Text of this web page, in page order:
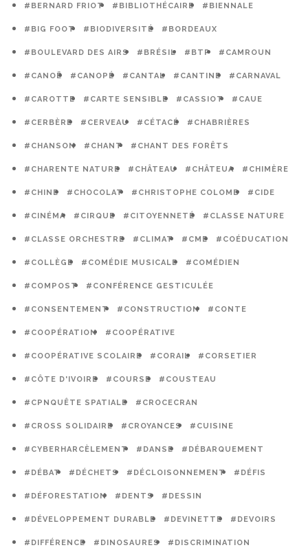
#BERNARD FRIOT #BIBLIOTHÉCAIRE #BIENNALE
#BIG FOOT #BIODIVERSITÉ #BORDEAUX
#BOULEVARD DES AIRS #BRÉSIL #BTP #CAMROUN
#CANOË #CANOPÉ #CANTAL #CANTINE #CARNAVAL
#CAROTTE #CARTE SENSIBLE #CASSIOT #CAUE
#CERBÈRE #CERVEAU #CÉTACÉ #CHABRIÈRES
#CHANSON #CHANT #CHANT DES FORÊTS
#CHARENTE NATURE #CHÂTEAU #CHÂTEUA #CHIMÈRE
#CHINE #CHOCOLAT #CHRISTOPHE COLOMB #CIDE
#CINÉMA #CIRQUE #CITOYENNETÉ #CLASSE NATURE
#CLASSE ORCHESTRE #CLIMAT #CME #COÉDUCATION
#COLLÈGE #COMÉDIE MUSICALE #COMÉDIEN
#COMPOST #CONFÉRENCE GESTICULÉE
#CONSENTEMENT #CONSTRUCTION #CONTE
#COOPÉRATION #COOPÉRATIVE
#COOPÉRATIVE SCOLAIRE #CORAIL #CORSETIER
#CÔTE D'IVOIRE #COURSE #COUSTEAU
#CPNQUÊTE SPATIALE #CROCECRAN
#CROSS SOLIDAIRE #CROYANCES #CUISINE
#CYBERHARCÈLEMENT #DANSE #DÉBARQUEMENT
#DÉBAT #DÉCHETS #DÉCLOISONNEMENT #DÉFIS
#DÉFORESTATION #DENTS #DESSIN
#DÉVELOPPEMENT DURABLE #DEVINETTE #DEVOIRS
#DIFFÉRENCE #DINOSAURES #DISCRIMINATION